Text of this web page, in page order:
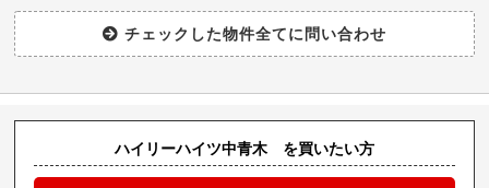
ハイリーハイツ中青木 を買いたい方